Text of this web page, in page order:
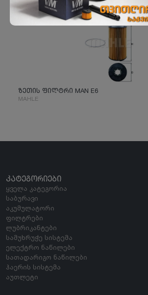
ზეთის ფილტრი MAN E6
MAHLE
ᲙᲐᲢᲔᲒᲝᲠᲘᲔᲑᲘ
ყველა კატეგორია
საბურავი
აკუმულატორი
ფილტრები
ლუბრიკანტები
სამუხრუჭე სისტემა
ელექტრო ნაწილები
სათადარიგო ნაწილები
ჰაერის სისტემა
აუთლეტი